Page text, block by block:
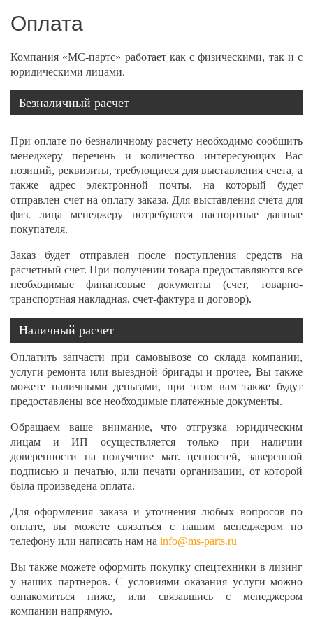
Оплата
Компания «МС-партс» работает как с физическими, так и с
юридическими лицами.
Безналичный расчет
При оплате по безналичному расчету необходимо сообщить
менеджеру перечень и количество интересующих Вас
позиций, реквизиты, требующиеся для выставления счета, а
также адрес электронной почты, на который будет
отправлен счет на оплату заказа. Для выставления счёта для
физ. лица менеджеру потребуются паспортные данные
покупателя.
Заказ будет отправлен после поступления средств на
расчетный счет. При получении товара предоставляются все
необходимые финансовые документы (счет, товарно-
транспортная накладная, счет-фактура и договор).
Наличный расчет
Оплатить запчасти при самовывозе со склада компании,
услуги ремонта или выездной бригады и прочее, Вы также
можете наличными деньгами, при этом вам также будут
предоставлены все необходимые платежные документы.
Обращаем ваше внимание, что отгрузка юридическим
лицам и ИП осуществляется только при наличии
доверенности на получение мат. ценностей, заверенной
подписью и печатью, или печати организации, от которой
была произведена оплата.
Для оформления заказа и уточнения любых вопросов по
оплате, вы можете связаться с нашим менеджером по
телефону или написать нам на info@ms-parts.ru
Вы также можете оформить покупку спецтехники в лизинг
у наших партнеров. С условиями оказания услуги можно
ознакомиться ниже, или связавшись с менеджером
компании напрямую.